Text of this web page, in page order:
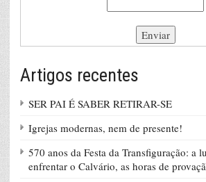
Artigos recentes
SER PAI É SABER RETIRAR-SE
Igrejas modernas, nem de presente!
570 anos da Festa da Transfiguração: a
enfrentar o Calvário, as horas de